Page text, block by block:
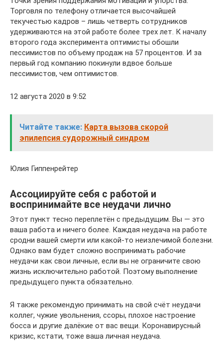
Торговля по телефону отличается высочайшей
текучестью кадров – лишь четверть сотрудников
удерживаются на этой работе более трех лет. К началу
второго года эксперимента оптимисты обошли
пессимистов по объему продаж на 57 процентов. И за
первый год компанию покинули вдвое больше
пессимистов, чем оптимистов.
12 августа 2020 в 9:52
Читайте также: Карта вызова скорой
эпилепсия судорожный синдром
Юлия Гиппенрейтер
Ассоциируйте себя с работой и
воспринимайте все неудачи лично
Этот пункт тесно переплетён с предыдущим. Вы — это
ваша работа и ничего более. Каждая неудача на работе
сродни вашей смерти или какой‑то неизлечимой болезни.
Однако вам будет сложно воспринимать рабочие
неудачи как свои личные, если вы не ограничите свою
жизнь исключительно работой. Поэтому выполнение
предыдущего пункта обязательно.
Я также рекомендую принимать на свой счёт неудачи
коллег, чужие увольнения, ссоры, плохое настроение
босса и другие далёкие от вас вещи. Коронавирусный
кризис, кстати, тоже ваша личная неудача.